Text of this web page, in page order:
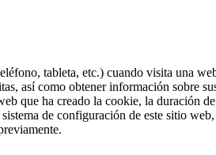
tableta, etc.) cuando visita una
así como obtener información sobre
que ha creado la cookie, la duración
de configuración de este sitio